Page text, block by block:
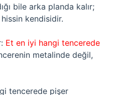
bile arka planda kalır;
kendisidir.
Et en iyi hangi tencerede
metalinde değil,
tencerede pişer